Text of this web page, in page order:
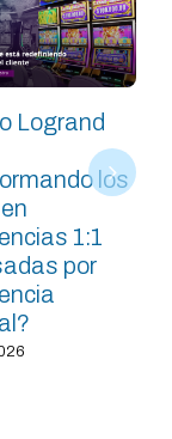
Logrand
los
1:1
por